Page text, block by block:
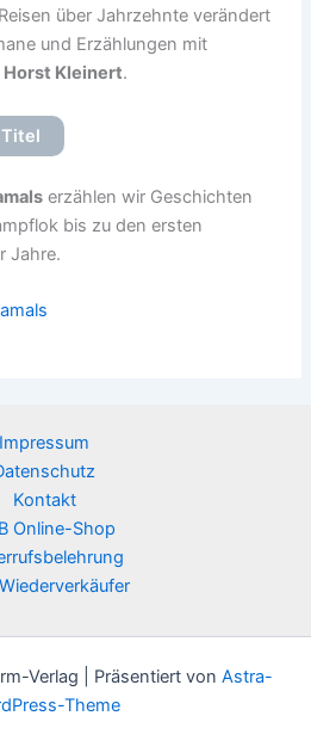
über Jahrzehnte verändert
und Erzählungen mit
Horst Kleinert.
Titel
erzählen wir Geschichten
bis zu den ersten
Jahre.
Impressum
Kontakt
Online-Shop
Verlag | Präsentiert von Astra-
Theme